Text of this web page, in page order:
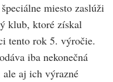
miesto zaslúži
klub, ktoré získal
tento rok 5. výročie.
iba nekonečná
aj ich výrazné